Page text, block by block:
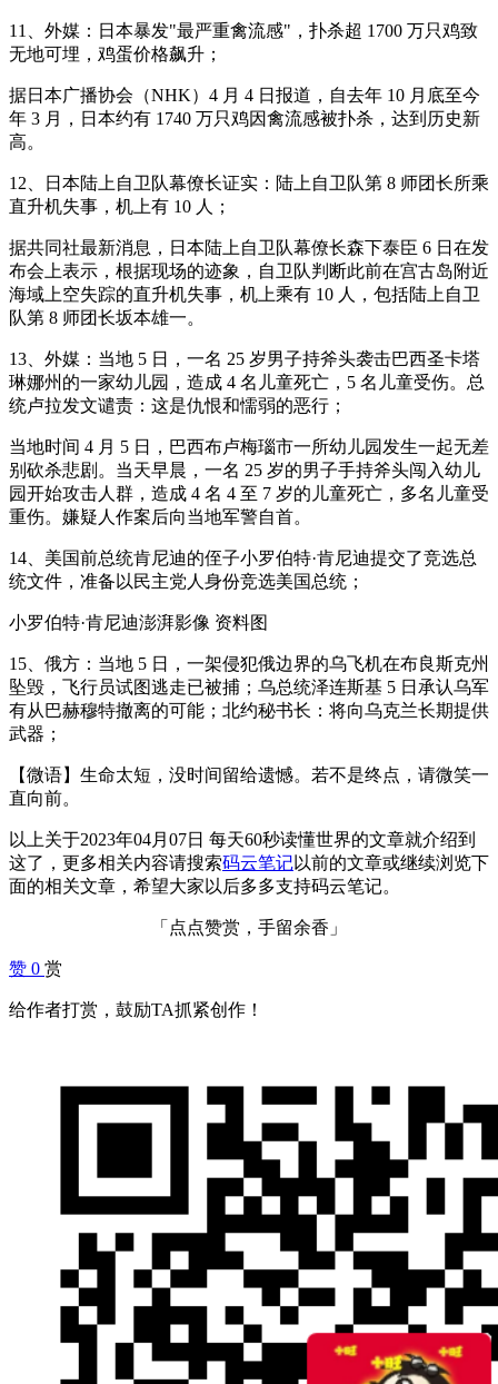
11、外媒：日本暴发"最严重禽流感"，扑杀超 1700 万只鸡致
无地可埋，鸡蛋价格飙升；
据日本广播协会（NHK）4 月 4 日报道，自去年 10 月底至今
年 3 月，日本约有 1740 万只鸡因禽流感被扑杀，达到历史新
高。
12、日本陆上自卫队幕僚长证实：陆上自卫队第 8 师团长所乘
直升机失事，机上有 10 人；
据共同社最新消息，日本陆上自卫队幕僚长森下泰臣 6 日在发
布会上表示，根据现场的迹象，自卫队判断此前在宫古岛附近
海域上空失踪的直升机失事，机上乘有 10 人，包括陆上自卫
队第 8 师团长坂本雄一。
13、外媒：当地 5 日，一名 25 岁男子持斧头袭击巴西圣卡塔
琳娜州的一家幼儿园，造成 4 名儿童死亡，5 名儿童受伤。总
统卢拉发文谴责：这是仇恨和懦弱的恶行；
当地时间 4 月 5 日，巴西布卢梅瑙市一所幼儿园发生一起无差
别砍杀悲剧。当天早晨，一名 25 岁的男子手持斧头闯入幼儿
园开始攻击人群，造成 4 名 4 至 7 岁的儿童死亡，多名儿童受
重伤。嫌疑人作案后向当地军警自首。
14、美国前总统肯尼迪的侄子小罗伯特·肯尼迪提交了竞选总
统文件，准备以民主党人身份竞选美国总统；
小罗伯特·肯尼迪澎湃影像 资料图
15、俄方：当地 5 日，一架侵犯俄边界的乌飞机在布良斯克州
坠毁，飞行员试图逃走已被捕；乌总统泽连斯基 5 日承认乌军
有从巴赫穆特撤离的可能；北约秘书长：将向乌克兰长期提供
武器；
【微语】生命太短，没时间留给遗憾。若不是终点，请微笑一
直向前。
以上关于2023年04月07日 每天60秒读懂世界的文章就介绍到
这了，更多相关内容请搜索码云笔记以前的文章或继续浏览下
面的相关文章，希望大家以后多多支持码云笔记。
「点点赞赏，手留余香」
赞 0 赏
给作者打赏，鼓励TA抓紧创作！